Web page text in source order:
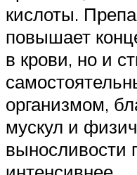
кислоты.
повышает
в крови, но и
организмом,
мускул и
выносливости